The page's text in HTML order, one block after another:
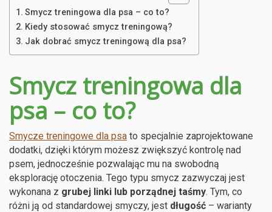
Smycz treningowa dla psa – co to?
Kiedy stosować smycz treningową?
Jak dobrać smycz treningową dla psa?
Smycz treningowa dla
psa – co to?
Smycze treningowe dla psa to specjalnie zaprojektowane
dodatki, dzięki którym możesz zwiększyć kontrolę nad
psem, jednocześnie pozwalając mu na swobodną
eksplorację otoczenia. Tego typu smycz zazwyczaj jest
wykonana z grubej linki lub porządnej taśmy. Tym, co
różni ją od standardowej smyczy, jest długość – warianty